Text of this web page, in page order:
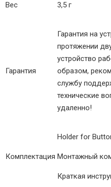
Вес 3,5 г
Гарантия
Гарантия на
протяжении
устройство
образом,
службу
технические
удаленно!
Комплектация
Holder for
Монтажный
Краткая